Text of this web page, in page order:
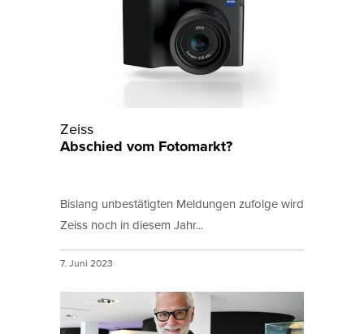
Zeiss
Abschied vom Fotomarkt?
Bislang unbestätigten Meldungen zufolge wird
Zeiss noch in diesem Jahr...
7. Juni 2023